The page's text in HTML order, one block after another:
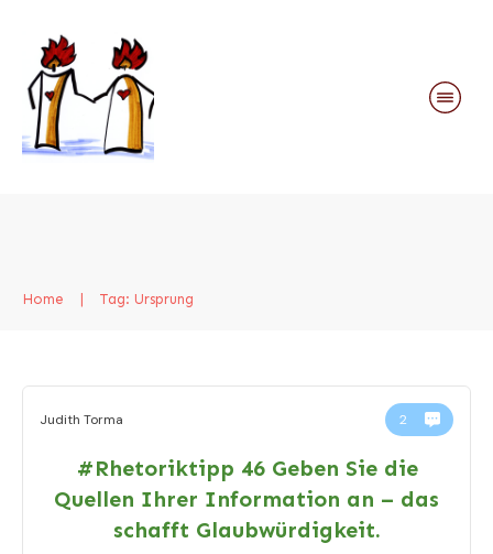
Home Tag: Ursprung
Judith Torma 2
#Rhetoriktipp 46 Geben Sie die
Quellen Ihrer Information an – das
schafft Glaubwürdigkeit.